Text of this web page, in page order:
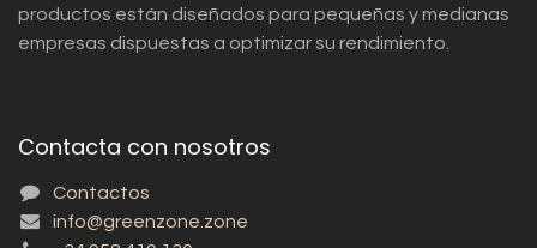
productos están diseñados para pequeñas y medianas
empresas dispuestas a optimizar su rendimiento.
Contacta con nosotros
Contactos
info@greenzone.zone